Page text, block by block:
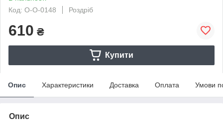
Код: O-O-0148
Роздріб
610 ₴
Купити
Опис Характеристики Доставка Оплата Умови
Опис